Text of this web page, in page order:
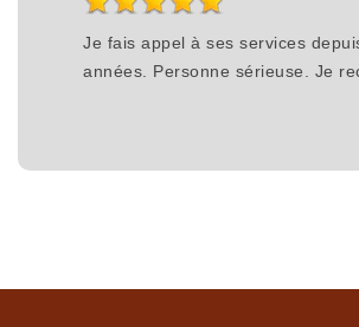
Je fais appel à ses services
années. Personne sérieuse. Je